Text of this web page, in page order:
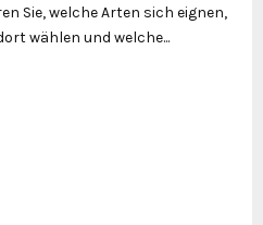
Sie, welche Arten sich eignen,
wählen und welche...